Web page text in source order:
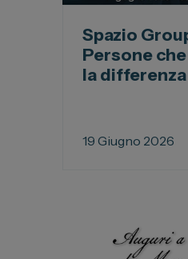
Spazio
Persone che
la differenza
19 Giugno 2026